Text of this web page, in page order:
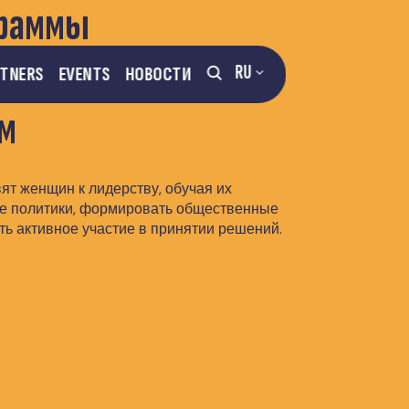
RU
EVENTS НОВОСТИ
системным
женщин к лидерству, обучая их
политики, формировать общественные
активное участие в принятии решений.